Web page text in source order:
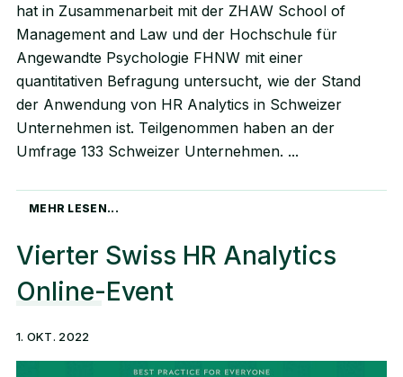
hat in Zusammenarbeit mit der ZHAW School of
Management and Law und der Hochschule für
Angewandte Psychologie FHNW mit einer
quantitativen Befragung untersucht, wie der Stand
der Anwendung von HR Analytics in Schweizer
Unternehmen ist. Teilgenommen haben an der
Umfrage 133 Schweizer Unternehmen.
MEHR LESEN...
Vierter Swiss HR Analytics
Online-Event
1. OKT. 2022